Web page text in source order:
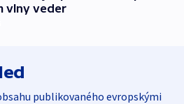
vlny veder
publikovaného evropskými